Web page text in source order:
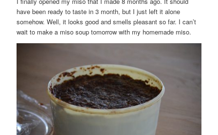
have been ready to taste in 3 month, but I just left it alone
somehow. Well, it looks good and smells pleasant so far. I can’t
wait to make a miso soup tomorrow with my homemade miso.